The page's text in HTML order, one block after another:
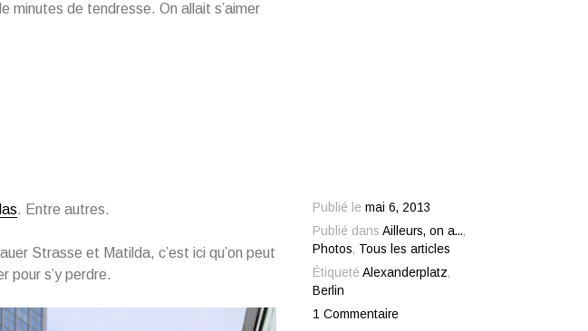
minutes de tendresse. On allait s’aimer
Publié lemai 6, 2013
Publié dansAilleurs, on a...,
Photos, Tous les articles
ÉtiquetéAlexanderplatz,
Berlin
1 Commentaire
. Entre autres.
Strasse et Matilda, c’est ici qu’on peut
pour s’y perdre.